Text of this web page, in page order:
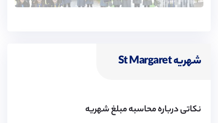
شهریه St Margaret
نکاتی درباره محاسبه مبلغ شهریه